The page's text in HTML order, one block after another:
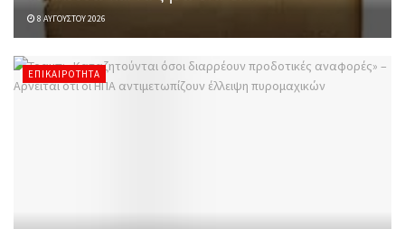
8 ΑΥΓΟΎΣΤΟΥ 2026
ΕΠΙΚΑΙΡΌΤΗΤΑ